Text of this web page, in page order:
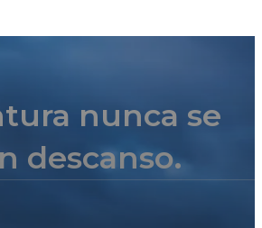
nunca se
descanso.